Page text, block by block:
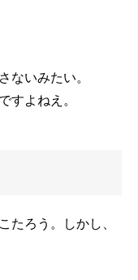
ないみたい。
すよねえ。
たろう。しかし、